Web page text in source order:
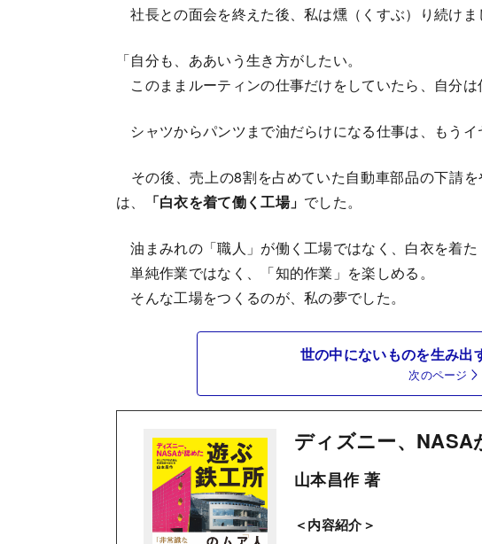
社長との面会を終えた後、私は燻（くすぶ）り続けま
「自分も、ああいう生き方がしたい。
このままルーティンの仕事だけをしていたら、自分は
シャツからパンツまで油だらけになる仕事は、もうイ
その後、売上の8割を占めていた自動車部品の下請
は、
「白衣を着て働く工場」 でした。
油まみれの「職人」が働く工場ではなく、白衣を着た
単純作業ではなく、「知的作業」を楽しめる。
そんな工場をつくるのが、私の夢でした。
世の中にないものを生み出
次のページ
ディズニー、NASA
山本昌作 著
＜内容紹介＞